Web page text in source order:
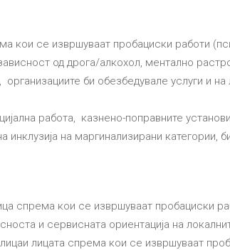
се извршуваат пробациски работи
од дрога/алкохол, ментално
би обезбедувале услуги и на
работа, казнено-поправните
инклузија на маргинализирани категории,
спрема кои се извршуваат пробациски
и сервисната ориентација на
лицата спрема кои се извршуваат